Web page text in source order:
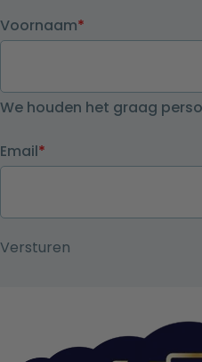
Voornaam*
We houden het graag
Email*